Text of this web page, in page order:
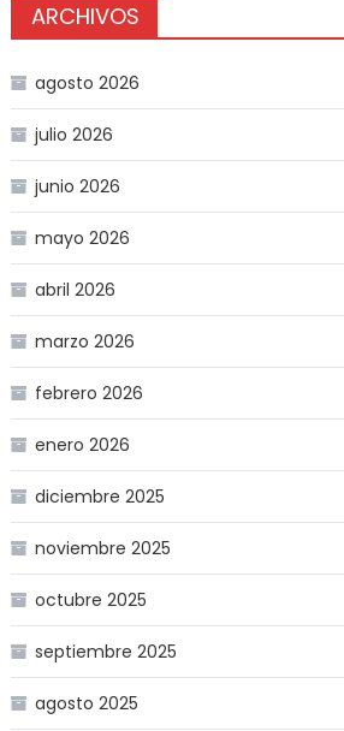
ARCHIVOS
agosto 2026
julio 2026
junio 2026
mayo 2026
abril 2026
marzo 2026
febrero 2026
enero 2026
diciembre 2025
noviembre 2025
octubre 2025
septiembre 2025
agosto 2025